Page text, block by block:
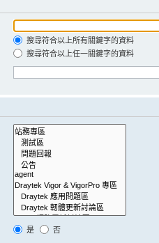
搜尋符合以上所有關鍵字的資料
搜尋符合以上任一關鍵字的資料
是 否